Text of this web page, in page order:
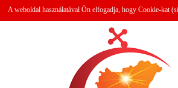
A weboldal használatával Ön elfogadja, hogy Cookie-kat